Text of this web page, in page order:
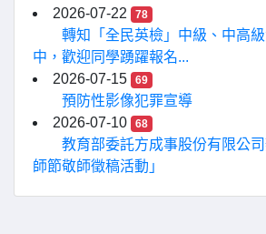
2026-07-22
78
轉知「全民英檢」中級、中高
中，歡迎同學踴躍報名...
2026-07-15
69
預防性影像犯罪宣導
2026-07-10
68
教育部委託方成事股份有限公
師節敬師徵稿活動」